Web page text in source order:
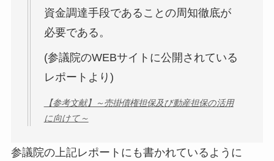
資金調達手段であることの周知徹底が
必要である。
(参議院のWEBサイトに公開されている
レポートより)
【参考文献】～売掛債権担保及び動産担保の活用
に向けて～
参議院の上記レポートにも書かれているように